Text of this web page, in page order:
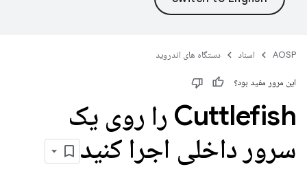
AOSP اسناد دستگاه های اندروید
این مرور مفید بود؟
Cuttlefish را روی یک
سرور داخلی اجرا کنید